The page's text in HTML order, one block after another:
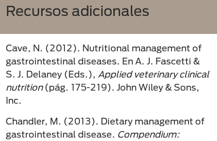
Recursos adicionales
Cave, N. (2012). Nutritional management of
gastrointestinal diseases. En A. J. Fascetti &
S. J. Delaney (Eds.), Applied veterinary clinical
nutrition (pág. 175-219). John Wiley & Sons,
Inc.
Chandler, M. (2013). Dietary management of
gastrointestinal disease. Compendium: